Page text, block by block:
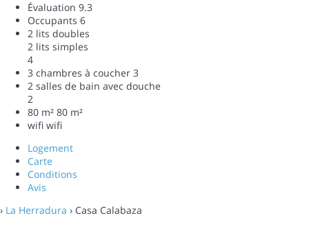
Évaluation 9.3
Occupants 6
2 lits doubles
2 lits simples
4
3 chambres à coucher 3
2 salles de bain avec douche
2
80 m² 80 m²
wifi wifi
Logement
Carte
Conditions
Avis
› La Herradura › Casa Calabaza